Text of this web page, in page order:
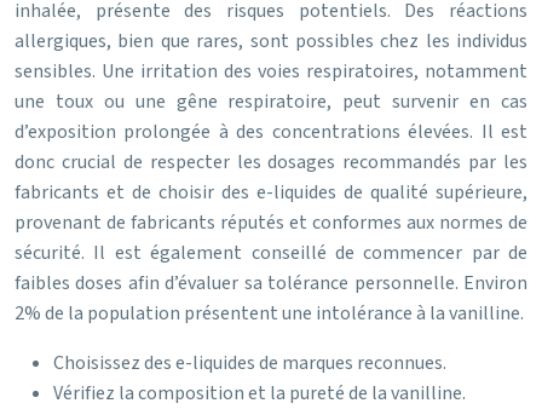
inhalée, présente des risques potentiels. Des réactions
allergiques, bien que rares, sont possibles chez les individus
sensibles. Une irritation des voies respiratoires, notamment
une toux ou une gêne respiratoire, peut survenir en cas
d’exposition prolongée à des concentrations élevées. Il est
donc crucial de respecter les dosages recommandés par les
fabricants et de choisir des e-liquides de qualité supérieure,
provenant de fabricants réputés et conformes aux normes de
sécurité. Il est également conseillé de commencer par de
faibles doses afin d’évaluer sa tolérance personnelle. Environ
2% de la population présentent une intolérance à la vanilline.
Choisissez des e-liquides de marques reconnues.
Vérifiez la composition et la pureté de la vanilline.